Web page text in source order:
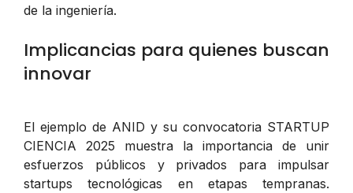
de la ingeniería.
Implicancias para quienes buscan
innovar
El ejemplo de ANID y su convocatoria STARTUP
CIENCIA 2025 muestra la importancia de unir
esfuerzos públicos y privados para impulsar
startups tecnológicas en etapas tempranas.